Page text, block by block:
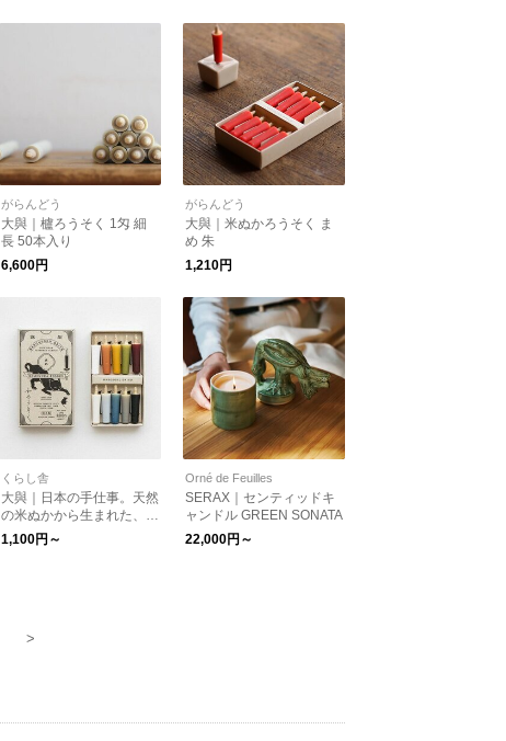
がらんどう
大與｜櫨ろうそく 1匁 細
長 50本入り
6,600円
がらんどう
大與｜米ぬかろうそく ま
め 朱
1,210円
くらし舎
大與｜日本の手仕事。天然
の米ぬかから生まれた、手
のひらサイズの小さな和ろ
うそく。米ぬかろうそく
1,100円～
Orné de Feuilles
SERAX｜センティッドキ
ャンドル GREEN SONATA
22,000円～
>